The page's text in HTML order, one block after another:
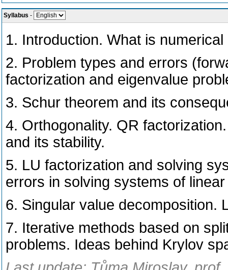
Syllabus -
1. Introduction. What is
2. Problem types and errors
factorization and eigenvalue
3. Schur theorem and its
4. Orthogonality. QR
and its stability.
5. LU factorization and solving
errors in solving systems of
6. Singular value decomposition.
7. Iterative methods based on
problems. Ideas behind Krylov